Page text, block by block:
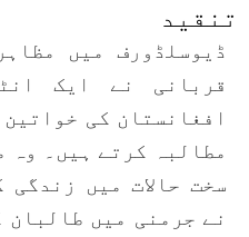
تنقید
ڈیوسلڈورف میں
قربانی نے ایک
افغانستان کی
مطالبہ کرتے ہیں۔ وہ
سخت حالات میں زندگی
نے جرمنی میں